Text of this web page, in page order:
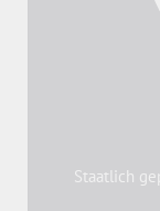
Staatlich